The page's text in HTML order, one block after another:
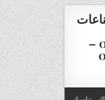
01211116955 – 01211116956 –